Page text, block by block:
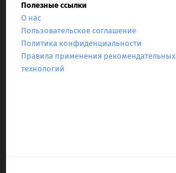
Полезные ссылки
О нас
Пользовательское соглашение
Политика конфиденциальности
Правила применения рекомендательных
технологий